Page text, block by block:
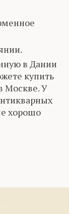
в Дании
купить
Москве. У
хорошо